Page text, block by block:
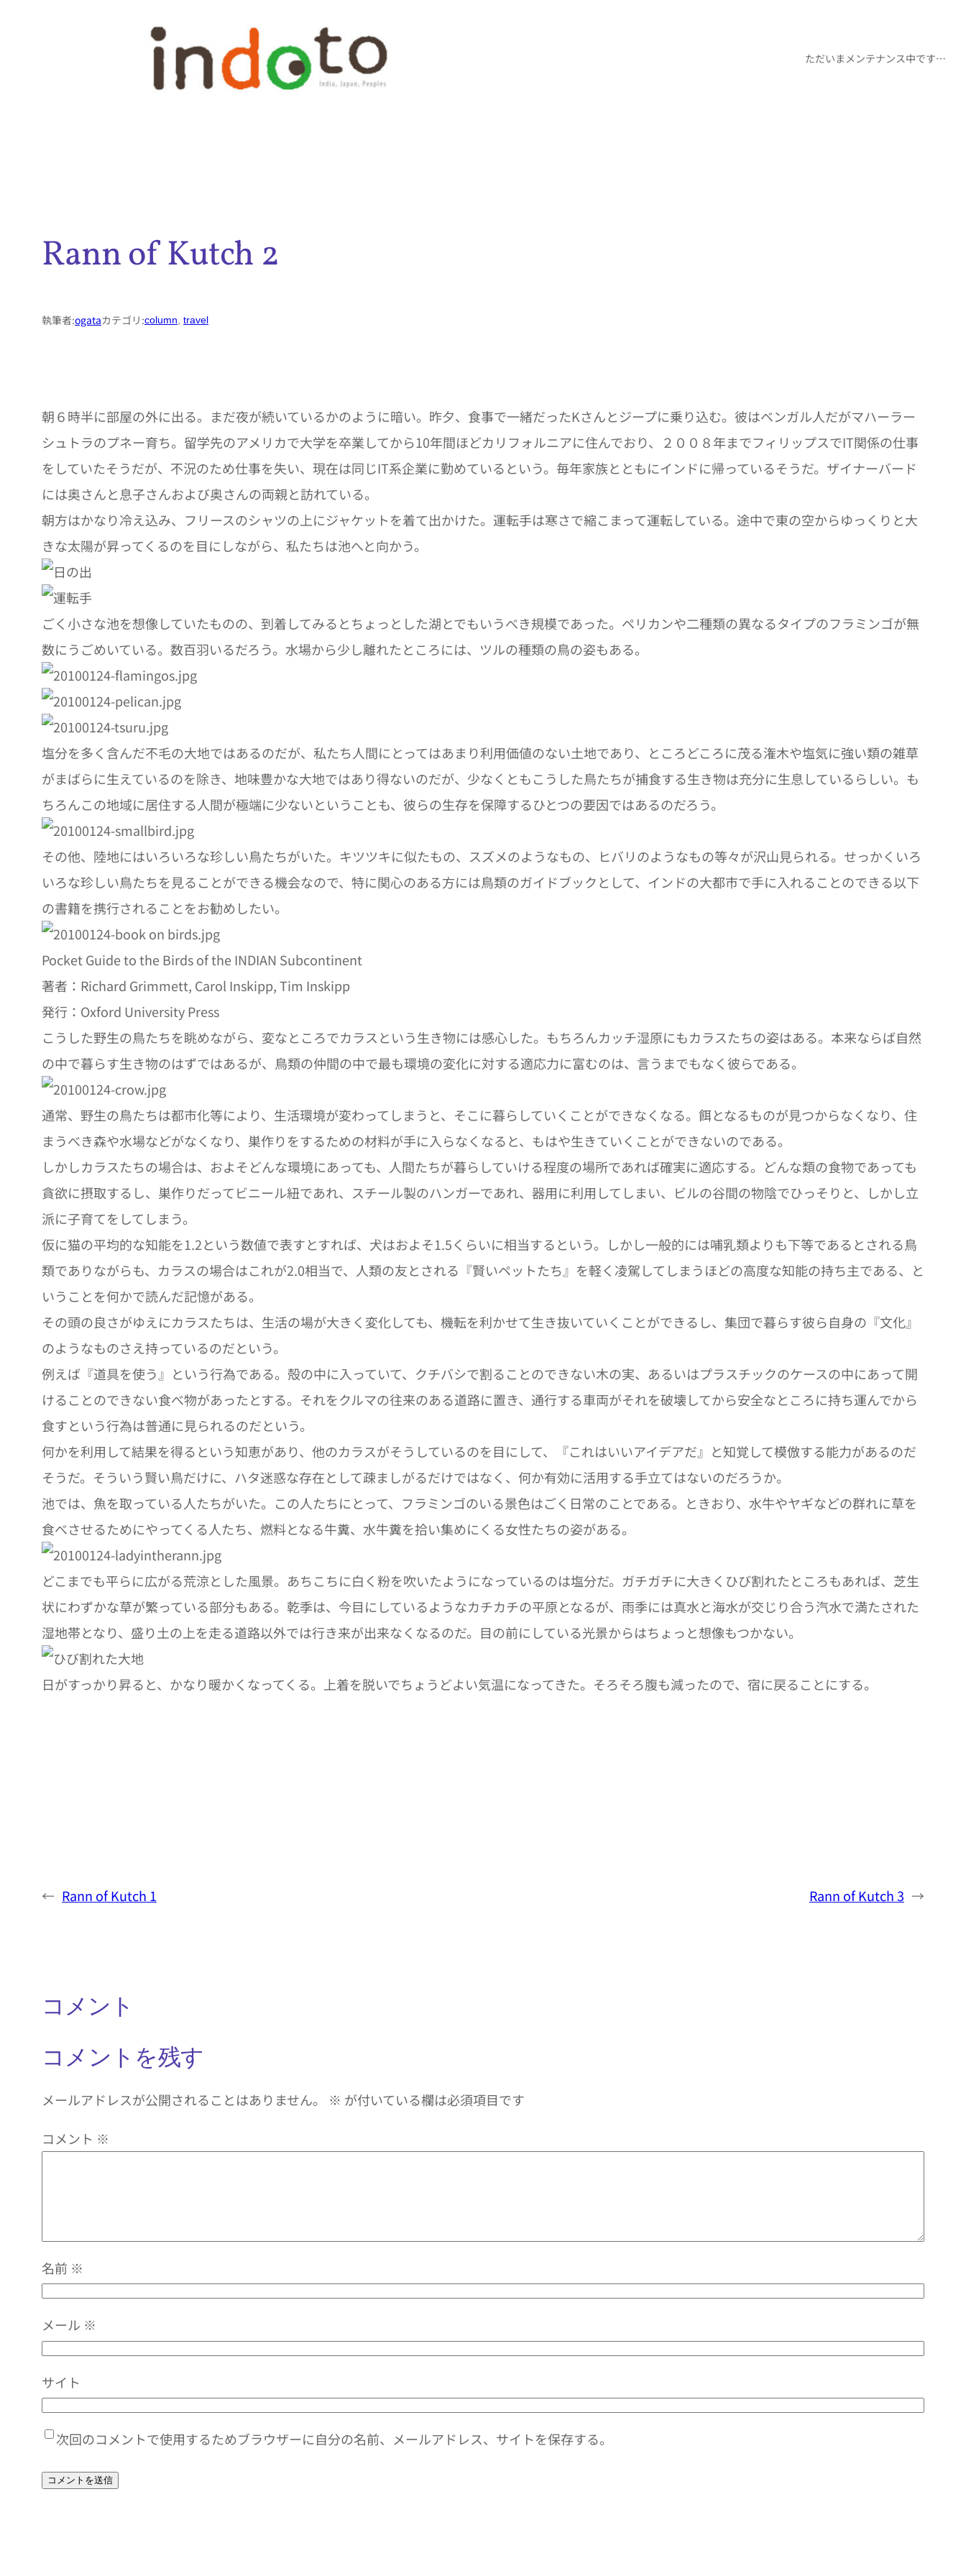
ただいまメンテナンス中です…
Rann of Kutch 2
執筆者:ogataカテゴリ:column travel
朝６時半に部屋の外に出る。まだ夜が続いているかのように暗い。昨夕、食事で一緒だったKさんとジープに乗り込む。彼はベンガル人だがマハーラー
シュトラのプネー育ち。留学先のアメリカで大学を卒業してから10年間ほどカリフォルニアに住んでおり、２００８年までフィリップスでIT関係の仕事
をしていたそうだが、不況のため仕事を失い、現在は同じIT系企業に勤めているという。毎年家族とともにインドに帰っているそうだ。ザイナーバード
には奥さんと息子さんおよび奥さんの両親と訪れている。
朝方はかなり冷え込み、フリースのシャツの上にジャケットを着て出かけた。運転手は寒さで縮こまって運転している。途中で東の空からゆっくりと大
きな太陽が昇ってくるのを目にしながら、私たちは池へと向かう。
ごく小さな池を想像していたものの、到着してみるとちょっとした湖とでもいうべき規模であった。ペリカンや二種類の異なるタイプのフラミンゴが無
数にうごめいている。数百羽いるだろう。水場から少し離れたところには、ツルの種類の鳥の姿もある。
塩分を多く含んだ不毛の大地ではあるのだが、私たち人間にとってはあまり利用価値のない土地であり、ところどころに茂る潅木や塩気に強い類の雑草
がまばらに生えているのを除き、地味豊かな大地ではあり得ないのだが、少なくともこうした鳥たちが捕食する生き物は充分に生息しているらしい。も
ちろんこの地域に居住する人間が極端に少ないということも、彼らの生存を保障するひとつの要因ではあるのだろう。
その他、陸地にはいろいろな珍しい鳥たちがいた。キツツキに似たもの、スズメのようなもの、ヒバリのようなもの等々が沢山見られる。せっかくいろ
いろな珍しい鳥たちを見ることができる機会なので、特に関心のある方には鳥類のガイドブックとして、インドの大都市で手に入れることのできる以下
の書籍を携行されることをお勧めしたい。
Pocket Guide to the Birds of the INDIAN Subcontinent
著者：Richard Grimmett, Carol Inskipp, Tim Inskipp
発行：Oxford University Press
こうした野生の鳥たちを眺めながら、変なところでカラスという生き物には感心した。もちろんカッチ湿原にもカラスたちの姿はある。本来ならば自然
の中で暮らす生き物のはずではあるが、鳥類の仲間の中で最も環境の変化に対する適応力に富むのは、言うまでもなく彼らである。
通常、野生の鳥たちは都市化等により、生活環境が変わってしまうと、そこに暮らしていくことができなくなる。餌となるものが見つからなくなり、住
まうべき森や水場などがなくなり、巣作りをするための材料が手に入らなくなると、もはや生きていくことができないのである。
しかしカラスたちの場合は、およそどんな環境にあっても、人間たちが暮らしていける程度の場所であれば確実に適応する。どんな類の食物であっても
貪欲に摂取するし、巣作りだってビニール紐であれ、スチール製のハンガーであれ、器用に利用してしまい、ビルの谷間の物陰でひっそりと、しかし立
派に子育てをしてしまう。
仮に猫の平均的な知能を1.2という数値で表すとすれば、犬はおよそ1.5くらいに相当するという。しかし一般的には哺乳類よりも下等であるとされる鳥
類でありながらも、カラスの場合はこれが2.0相当で、人類の友とされる『賢いペットたち』を軽く凌駕してしまうほどの高度な知能の持ち主である、と
いうことを何かで読んだ記憶がある。
その頭の良さがゆえにカラスたちは、生活の場が大きく変化しても、機転を利かせて生き抜いていくことができるし、集団で暮らす彼ら自身の『文化』
のようなものさえ持っているのだという。
例えば『道具を使う』という行為である。殻の中に入っていて、クチバシで割ることのできない木の実、あるいはプラスチックのケースの中にあって開
けることのできない食べ物があったとする。それをクルマの往来のある道路に置き、通行する車両がそれを破壊してから安全なところに持ち運んでから
食すという行為は普通に見られるのだという。
何かを利用して結果を得るという知恵があり、他のカラスがそうしているのを目にして、『これはいいアイデアだ』と知覚して模倣する能力があるのだ
そうだ。そういう賢い鳥だけに、ハタ迷惑な存在として疎ましがるだけではなく、何か有効に活用する手立てはないのだろうか。
池では、魚を取っている人たちがいた。この人たちにとって、フラミンゴのいる景色はごく日常のことである。ときおり、水牛やヤギなどの群れに草を
食べさせるためにやってくる人たち、燃料となる牛糞、水牛糞を拾い集めにくる女性たちの姿がある。
どこまでも平らに広がる荒涼とした風景。あちこちに白く粉を吹いたようになっているのは塩分だ。ガチガチに大きくひび割れたところもあれば、芝生
状にわずかな草が繁っている部分もある。乾季は、今目にしているようなカチカチの平原となるが、雨季には真水と海水が交じり合う汽水で満たされた
湿地帯となり、盛り土の上を走る道路以外では行き来が出来なくなるのだ。目の前にしている光景からはちょっと想像もつかない。
日がすっかり昇ると、かなり暖かくなってくる。上着を脱いでちょうどよい気温になってきた。そろそろ腹も減ったので、宿に戻ることにする。
← Rann of Kutch 1 Rann of Kutch 3 →
コメント
コメントを残す
メールアドレスが公開されることはありません。 ※ が付いている欄は必須項目です
コメント ※
名前 ※
メール ※
サイト
次回のコメントで使用するためブラウザーに自分の名前、メールアドレス、サイトを保存する。